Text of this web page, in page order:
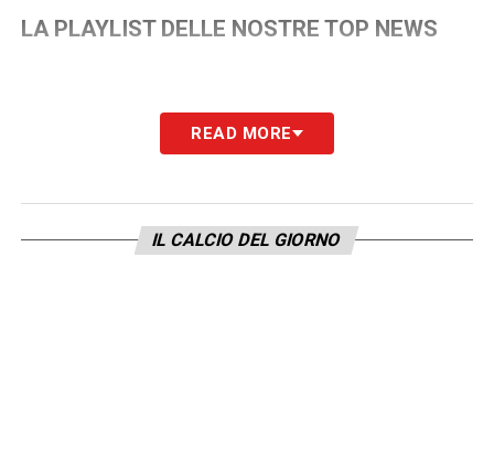
LA PLAYLIST DELLE NOSTRE TOP NEWS
READ MORE
IL CALCIO DEL GIORNO